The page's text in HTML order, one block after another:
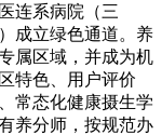
连系病院（三
成立绿色通道。养
属区域，并成为机
特色、用户评价
常态化健康摄生学
养分师，按规范办